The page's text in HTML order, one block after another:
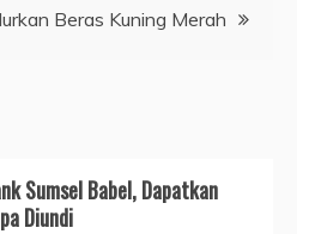
Beras Kuning Merah
Sumsel Babel, Dapatkan
Diundi